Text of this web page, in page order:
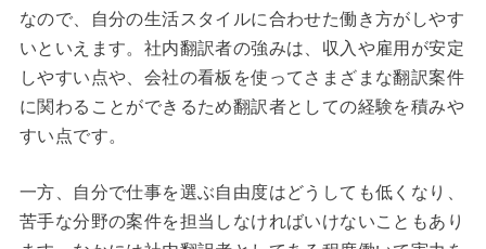
なので、自分の生活スタイルに合わせた働き方がしやす
いといえます。社内翻訳者の強みは、収入や雇用が安定
しやすい点や、会社の看板を使ってさまざまな翻訳案件
に関わることができるため翻訳者としての経験を積みや
すい点です。
一方、自分で仕事を選ぶ自由度はどうしても低くなり、
苦手な分野の案件を担当しなければいけないこともあり